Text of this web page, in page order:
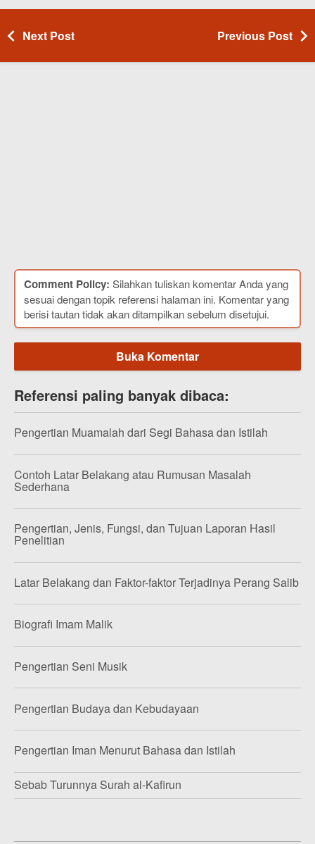
Next Post Previous Post
Comment Policy: Silahkan tuliskan komentar Anda yang
sesuai dengan topik referensi halaman ini. Komentar yang
berisi tautan tidak akan ditampilkan sebelum disetujui.
Buka Komentar
Referensi paling banyak dibaca:
Pengertian Muamalah dari Segi Bahasa dan Istilah
Contoh Latar Belakang atau Rumusan Masalah
Sederhana
Pengertian, Jenis, Fungsi, dan Tujuan Laporan Hasil
Penelitian
Latar Belakang dan Faktor-faktor Terjadinya Perang Salib
Biografi Imam Malik
Pengertian Seni Musik
Pengertian Budaya dan Kebudayaan
Pengertian Iman Menurut Bahasa dan Istilah
Sebab Turunnya Surah al-Kafirun